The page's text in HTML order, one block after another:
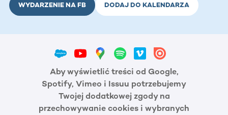
WYDARZENIE NA FB DODAJ DO KALENDARZA
Aby wyświetlić treści od Google,
Spotify, Vimeo i Issuu potrzebujemy
Twojej dodatkowej zgody na
przechowywanie cookies i wybranych